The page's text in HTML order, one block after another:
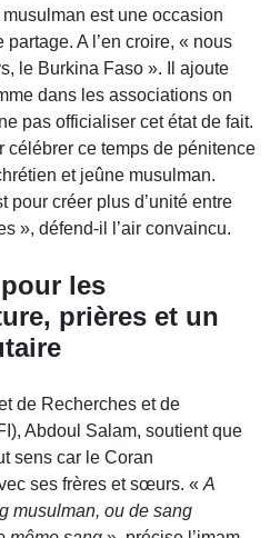
est une occasion
partage. A l’en croire, « nous
le Burkina Faso ». Il ajoute
dans les associations on
pas officialiser cet état de fait.
célébrer ce temps de pénitence
et jeûne musulman.
pour créer plus d’unité entre
», défend-il l’air convaincu.
les
prières et un
de Recherches et de
Abdoul Salam, soutient que
sens car le Coran
ses frères et sœurs. « A
musulman, ou de sang